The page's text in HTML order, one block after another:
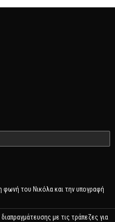
φωνή του Νικόλα και την υπογραφή
με τις τράπεζες για